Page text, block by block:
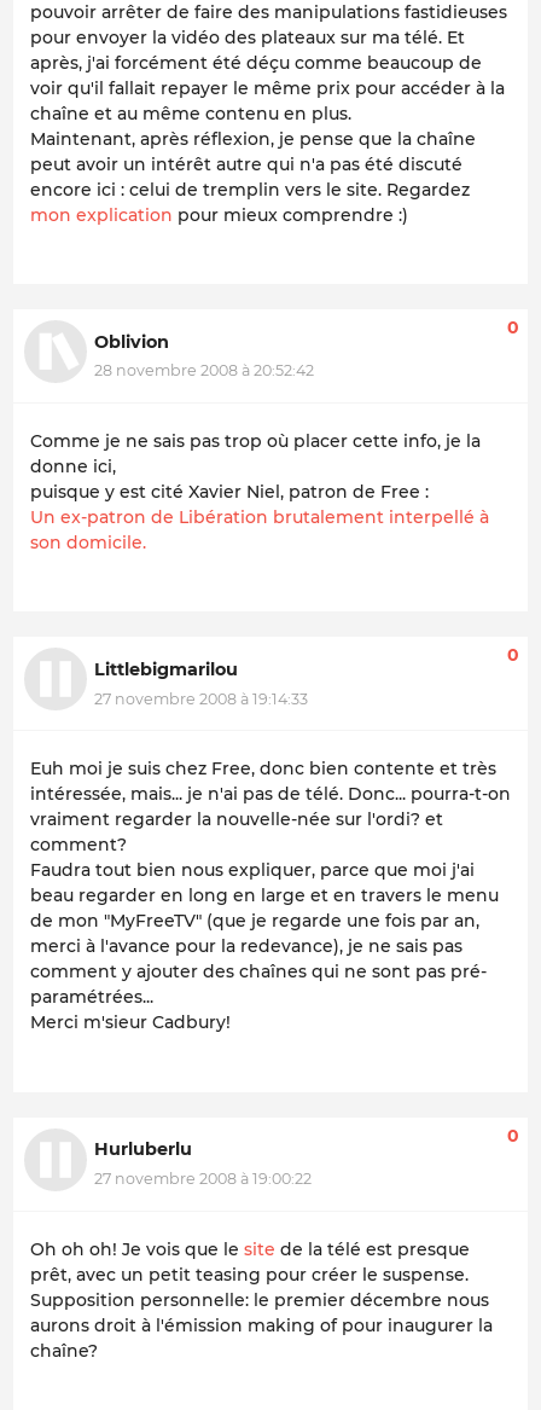
pouvoir arrêter de faire des manipulations fastidieuses
pour envoyer la vidéo des plateaux sur ma télé. Et
après, j'ai forcément été déçu comme beaucoup de
voir qu'il fallait repayer le même prix pour accéder à la
chaîne et au même contenu en plus.
Maintenant, après réflexion, je pense que la chaîne
peut avoir un intérêt autre qui n'a pas été discuté
encore ici : celui de tremplin vers le site. Regardez
mon explication pour mieux comprendre :)
Oblivion
28 novembre 2008 à 20:52:42
0
Comme je ne sais pas trop où placer cette info, je la
donne ici,
puisque y est cité Xavier Niel, patron de Free :
Un ex-patron de Libération brutalement interpellé à
son domicile.
Littlebigmarilou
27 novembre 2008 à 19:14:33
0
Euh moi je suis chez Free, donc bien contente et très
intéressée, mais... je n'ai pas de télé. Donc... pourra-t-on
vraiment regarder la nouvelle-née sur l'ordi? et
comment?
Faudra tout bien nous expliquer, parce que moi j'ai
beau regarder en long en large et en travers le menu
de mon "MyFreeTV" (que je regarde une fois par an,
merci à l'avance pour la redevance), je ne sais pas
comment y ajouter des chaînes qui ne sont pas pré-
paramétrées...
Merci m'sieur Cadbury!
Hurluberlu
27 novembre 2008 à 19:00:22
0
Oh oh oh! Je vois que le site de la télé est presque
prêt, avec un petit teasing pour créer le suspense.
Supposition personnelle: le premier décembre nous
aurons droit à l'émission making of pour inaugurer la
chaîne?